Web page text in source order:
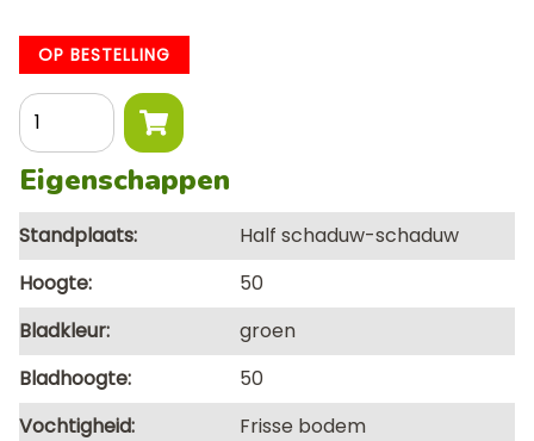
OP BESTELLING
Aantal
Eigenschappen
Standplaats
Half schaduw-schaduw
Hoogte
50
Bladkleur
groen
Bladhoogte
50
Vochtigheid
Frisse bodem